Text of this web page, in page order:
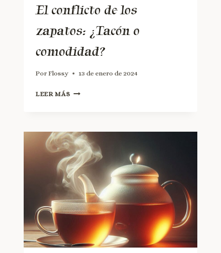
El conflicto de los
zapatos: ¿Tacón o
comodidad?
Por Flossy 13 de enero de 2024
LEER MÁS